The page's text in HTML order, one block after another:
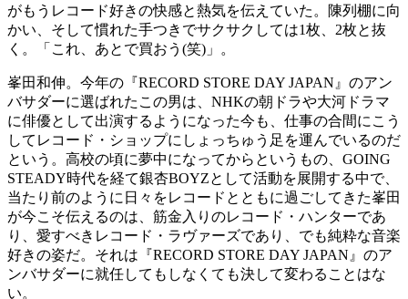
がもうレコード好きの快感と熱気を伝えていた。陳列棚に向
かい、そして慣れた手つきでサクサクしては1枚、2枚と抜
く。「これ、あとで買おう(笑)」。
峯田和伸。今年の『RECORD STORE DAY JAPAN』のアン
バサダーに選ばれたこの男は、NHKの朝ドラや大河ドラマ
に俳優として出演するようになった今も、仕事の合間にこう
してレコード・ショップにしょっちゅう足を運んでいるのだ
という。高校の頃に夢中になってからというもの、GOING
STEADY時代を経て銀杏BOYZとして活動を展開する中で、
当たり前のように日々をレコードとともに過ごしてきた峯田
が今こそ伝えるのは、筋金入りのレコード・ハンターであ
り、愛すべきレコード・ラヴァーズであり、でも純粋な音楽
好きの姿だ。それは『RECORD STORE DAY JAPAN』のア
ンバサダーに就任してもしなくても決して変わることはな
い。